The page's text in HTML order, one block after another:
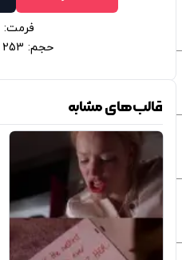
فرمت: webp
حجم: 253 کیلوبایت
قالب‌های مشابه